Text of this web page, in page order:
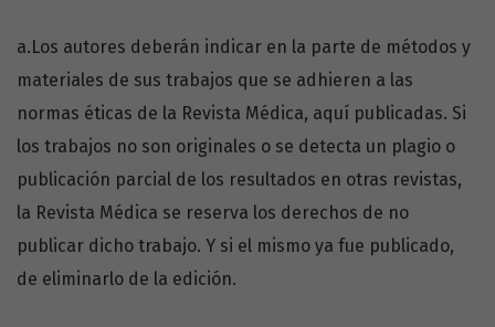
a.Los autores deberán indicar en la parte de métodos y
materiales de sus trabajos que se adhieren a las
normas éticas de la Revista Médica, aquí publicadas. Si
los trabajos no son originales o se detecta un plagio o
publicación parcial de los resultados en otras revistas,
la Revista Médica se reserva los derechos de no
publicar dicho trabajo. Y si el mismo ya fue publicado,
de eliminarlo de la edición.